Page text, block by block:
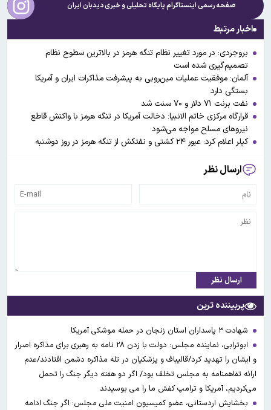
صفحه رسمی اینستاگرام پایگاه تحلیلی و خبریدیدبان ایران
اخبار مرتبط
بروجردی: در مورد تغییر نظام تنگه هرمز در بالاترین سطوح نظام
تصمیم‌گیری شده است
آلمان: موفقیت عملیات مین‌روبی به پیشرفت مذاکرات ایران و آمریکا
بستگی دارد
نفت برنت ۷۱ دلار و ۷۰ سنت شد
قرارگاه مرکزی خاتم الانبیا: دخالت آمریکا در تنگه هرمز با واکنش قاطع
نیروهای مسلح مواجه می‌شود
کپلر اعلام کرد: عبور ۲۴ کشتی و نفتکش از تنگه هرمز در روز دوشنبه
ارسال نظر
ارسال نظر
پربیننده ترین
شهادت ۳ ‌پاسداران استان زنجان در حمله موشکی آمریکا
ابوترابی، نماینده مجلس: دولت با زدن ۲۸ نامه به رهبری برای مذاکره اصرار
و ایشان را تهدید کرد/قالیباف و پزشکیان در تله مذاکره دشمن افتادند/عدم
ارائه تفاهمنامه به مجلس تخلف بود/ اگر دو هفته دیگر جنگ را تحمل
می‌کردیم، آمریکا و ترامپ کفش ما را می بوسیدند
بخشایش اردستانی، عضو کمیسیون امنیت ملی مجلس: اگر جنگ ادامه